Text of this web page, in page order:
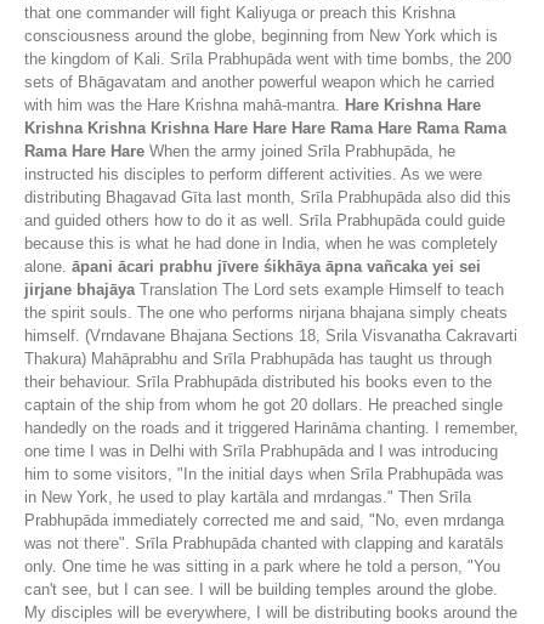
that one commander will fight Kaliyuga or preach this Krishna
consciousness around the globe, beginning from New York which is
the kingdom of Kali. Srīla Prabhupāda went with time bombs, the 200
sets of Bhāgavatam and another powerful weapon which he carried
with him was the Hare Krishna mahā-mantra.
Hare Krishna Hare
Krishna Krishna Krishna Hare Hare Hare Rama Hare Rama Rama
Rama Hare Hare When the army joined Srīla Prabhupāda, he
instructed his disciples to perform different activities. As we were
distributing Bhagavad Gīta last month, Srīla Prabhupāda also did this
and guided others how to do it as well. Srīla Prabhupāda could guide
because this is what he had done in India, when he was completely
alone. āpani ācari prabhu jīvere śikhāya āpna vañcaka yei sei
jirjane bhajāya Translation The Lord sets example Himself to teach
the spirit souls. The one who performs nirjana bhajana simply cheats
himself. (Vrndavane Bhajana Sections 18, Srila Visvanatha Cakravarti
Thakura) Mahāprabhu and Srīla Prabhupāda has taught us through
their behaviour. Srīla Prabhupāda distributed his books even to the
captain of the ship from whom he got 20 dollars. He preached single
handedly on the roads and it triggered Harināma chanting. I remember,
one time I was in Delhi with Srīla Prabhupāda and I was introducing
him to some visitors, "In the initial days when Srīla Prabhupāda was
in New York, he used to play kartāla and mrdangas." Then Srīla
Prabhupāda immediately corrected me and said, "No, even mrdanga
was not there". Srīla Prabhupāda chanted with clapping and karatāls
only. One time he was sitting in a park where he told a person, "You
can't see, but I can see. I will be building temples around the globe.
My disciples will be everywhere, I will be distributing books around the